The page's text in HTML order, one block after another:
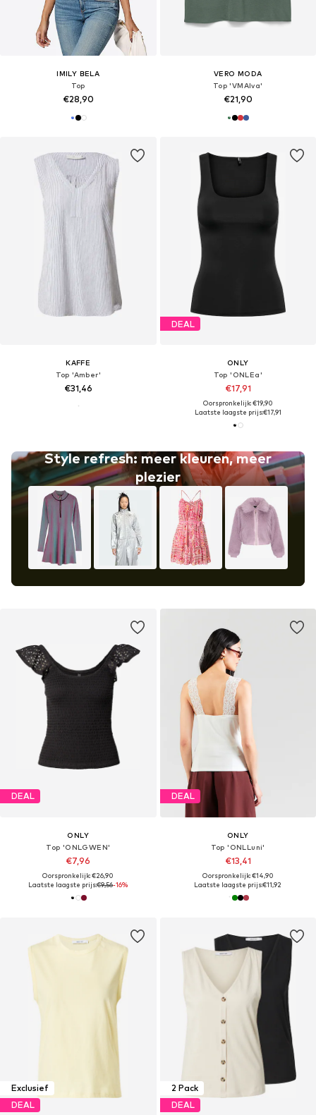
IMILY BELA
Top
€28,90
VERO MODA
Top 'VMAlva'
€21,90
KAFFE
Top 'Amber'
€31,46
Style refresh: meer kleuren, meer
plezier
DEAL
ONLY
Top 'ONLEa'
€17,91
Oorspronkelijk: €19,90
Laatste laagste prijs:€17,91
DEAL
ONLY
Top 'ONLGWEN'
€7,96
Oorspronkelijk: €26,90
Laatste laagste prijs:€9,56-16%
DEAL
ONLY
Top 'ONLLuni'
€13,41
Oorspronkelijk: €14,90
Laatste laagste prijs:€11,92
Exclusief
DEAL
2 Pack
DEAL